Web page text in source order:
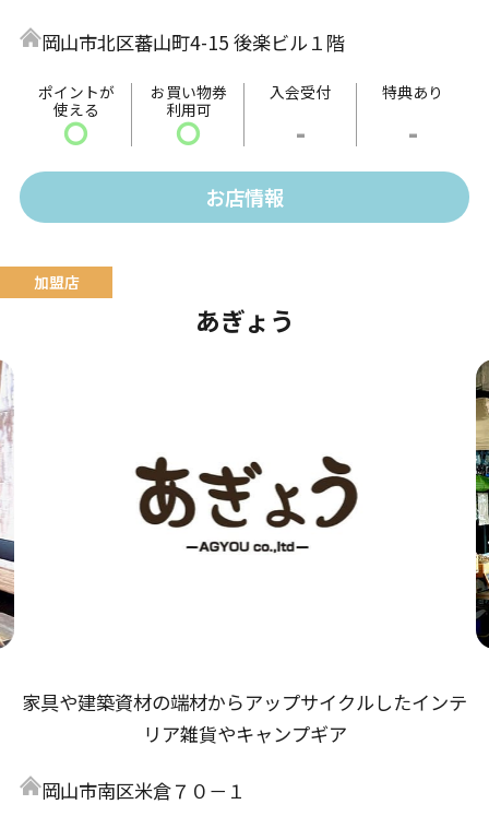
のお客様を対象に無料の土曜イベントを開催中。
お子様から大人の方まで幅広い世代のお客様にも楽し
んでいただいております。
おすすめメニュー
・しおむすび ・ほぐし鮭むすび ・焼きおにぎ
岡山市北区蕃山町4-15 後楽ビル１階
ポイントが
使える
〇
お買い物券
利用可
〇
入会受付
-
特典あり
-
お店情報
あぎょう
家具や建築資材の端材からアップサイクルしたインテ
リア雑貨やキャンプギア
岡山市南区米倉７０－１